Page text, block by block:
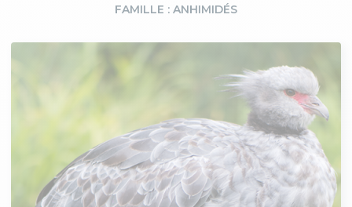
FAMILLE : ANHIMIDÉS